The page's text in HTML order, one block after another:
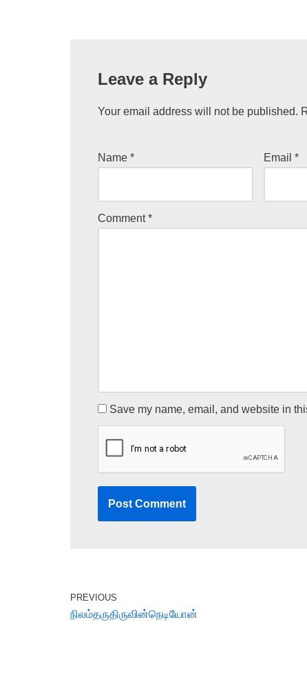
Leave a Reply
Your email address will not be published.
Name * Email*
Comment*
Save my name, email, and website in
PREVIOUS
நிலம்தருதிருவின்நெடியோன்